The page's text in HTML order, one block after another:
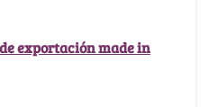
exportación made in